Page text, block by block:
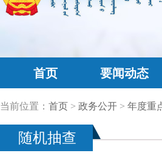
首页 要闻动态
当前位置： 首页 > 政务公开 > 年度重
随机抽查